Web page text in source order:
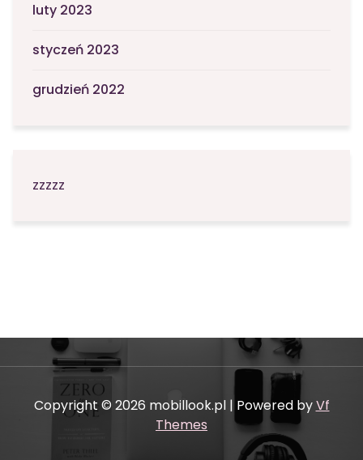
luty 2023
styczeń 2023
grudzień 2022
zzzzz
Copyright © 2026 mobillook.pl | Powered byVf
Themes